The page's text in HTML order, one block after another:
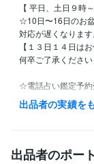
【 平日、土日９時
☆10日〜16日のお盆
対応が遅くなります
【１３日１４日は
何卒ご了承ください
☆電話占い鑑定予約
お気軽にお声掛け下
不定休です。
お時間のご了承くだ
出品者の実績を
出品者のポー